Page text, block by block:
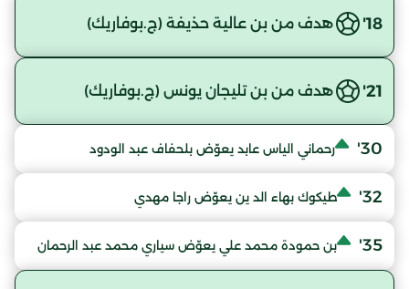
18' هدف من بن عالية حذيفة (ج.بوفاريك)
21' هدف من بن تليجان يونس (ج.بوفاريك)
30' رحماني الياس عابد يعوّض بلحفاف عبد الودود
32' طيكوك بهاء الد ين يعوّض راجا مهدي
35' بن حمودة محمد علي يعوّض سياري محمد عبد الرحمان